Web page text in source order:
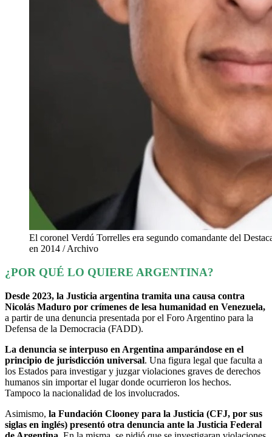
El coronel Verdú Torrelles era segundo comandante del
en 2014 / Archivo
¿POR QUÉ LO QUIERE ARGENTINA?
Desde 2023, la Justicia argentina tramita una causa contra
Nicolás Maduro por crímenes de lesa humanidad en Venezuela,
a partir de una denuncia presentada por el Foro Argentino para la
Defensa de la Democracia (FADD).
La denuncia se interpuso en Argentina amparándose en el
principio de jurisdicción universal. Una figura legal que faculta a
los Estados para investigar y juzgar violaciones graves de derechos
humanos sin importar el lugar donde ocurrieron los hechos.
Tampoco la nacionalidad de los involucrados.
Asimismo, la Fundación Clooney para la Justicia (CFJ, por sus
siglas en inglés) presentó otra denuncia ante la Justicia Federal